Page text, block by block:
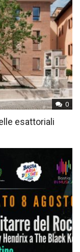
0
esattoriali